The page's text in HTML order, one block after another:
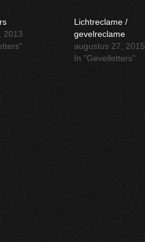
2013
Lichtreclame /
gevelreclame
augustus 27, 2015
In "Gevelletters"